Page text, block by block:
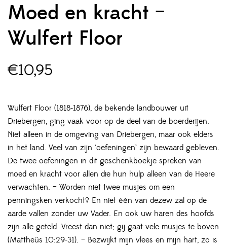
Moed en kracht –
Wulfert Floor
€10,95
Wulfert Floor (1818-1876), de bekende landbouwer uit
Driebergen, ging vaak voor op de deel van de boerderijen.
Niet alleen in de omgeving van Driebergen, maar ook elders
in het land. Veel van zijn ‘oefeningen’ zijn bewaard gebleven.
De twee oefeningen in dit geschenkboekje spreken van
moed en kracht voor allen die hun hulp alleen van de Heere
verwachten. – Worden niet twee musjes om een
penningsken verkocht? En niet één van dezew zal op de
aarde vallen zonder uw Vader. En ook uw haren des hoofds
zijn alle geteld. Vreest dan niet; gij gaat vele musjes te boven
(Mattheüs 10:29-31). – Bezwijkt mijn vlees en mijn hart, zo is